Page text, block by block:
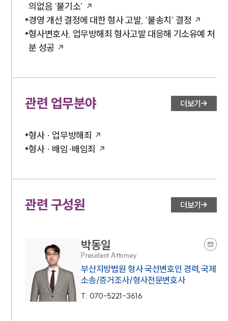
의없음 ‘불기소’
경영 개선 결정에 대한 형사 고발, ‘불송치’ 결정
형사변호사, 업무방해죄 형사고발 대응해 기소유예 처
분 성공
관련 업무분야 더보기
형사 · 업무방해죄
형사 · 배임·배임죄
관련 구성원 더보기
박동일
President Attorney
부산지방법원 형사 국선변호인 경력,국제
소송/증거조사/형사전문변호사
T. 070-5221-3616